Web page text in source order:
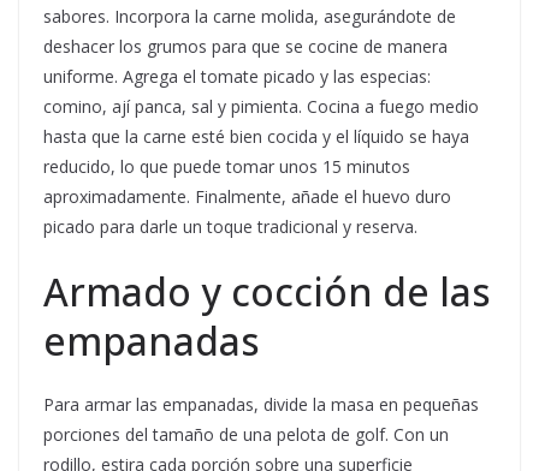
sabores. Incorpora la carne molida, asegurándote de
deshacer los grumos para que se cocine de manera
uniforme. Agrega el tomate picado y las especias:
comino, ají panca, sal y pimienta. Cocina a fuego medio
hasta que la carne esté bien cocida y el líquido se haya
reducido, lo que puede tomar unos 15 minutos
aproximadamente. Finalmente, añade el huevo duro
picado para darle un toque tradicional y reserva.
Armado y cocción de las
empanadas
Para armar las empanadas, divide la masa en pequeñas
porciones del tamaño de una pelota de golf. Con un
rodillo, estira cada porción sobre una superficie